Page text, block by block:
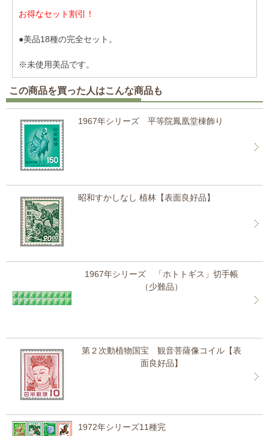
お得なセット割引！
●美品18種の完全セット。
※未使用美品です。
この商品を買った人はこんな商品も
1967年シリーズ 平等院鳳凰堂棟飾り
昭和すかしなし 植林【表面良好品】
1967年シリーズ 「ホトトギス」切手帳
（少難品）
第２次動植物国宝 観音菩薩像コイル【表
面良好品】
1972年シリーズ11種完